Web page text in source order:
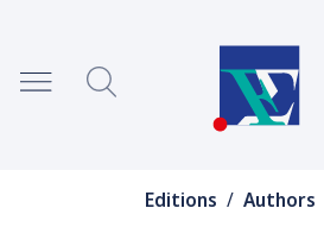
Editions / Authors